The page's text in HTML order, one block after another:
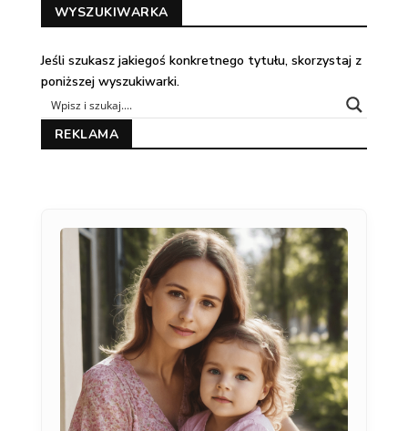
WYSZUKIWARKA
Jeśli szukasz jakiegoś konkretnego tytułu, skorzystaj z
poniższej wyszukiwarki.
REKLAMA